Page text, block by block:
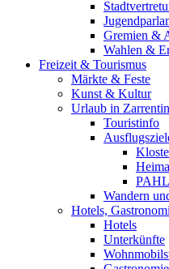
Gremien &
Wahlen &
Freizeit & Tourismus
Märkte & Feste
Kunst & Kultur
Urlaub in Zarrentin
Touristinfo
Wandern
Hotels,
Hotels
Unterkünfte